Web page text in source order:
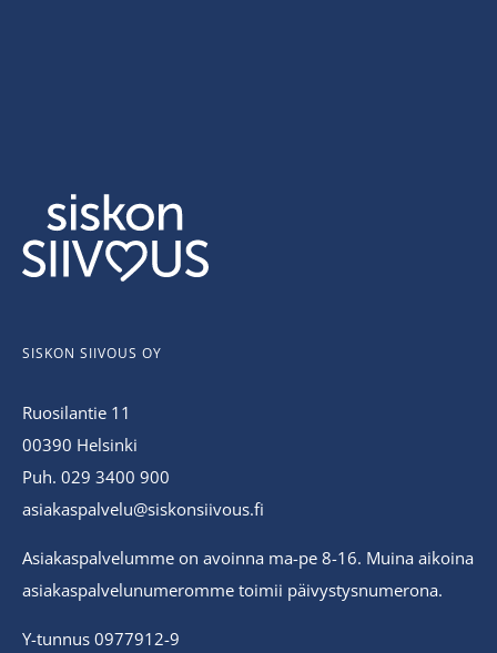
SISKON SIIVOUS OY
Ruosilantie 11
00390 Helsinki
Puh. 029 3400 900
asiakaspalvelu@siskonsiivous.fi
Asiakaspalvelumme on avoinna ma-pe 8-16. Muina aikoina
asiakaspalvelunumeromme toimii päivystysnumerona.
Y-tunnus 0977912-9